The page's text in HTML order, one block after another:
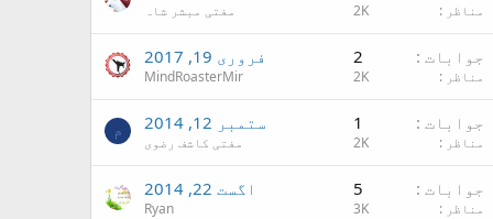
مناظر 2K مفتی مبشر شاہ
جوابات 2
مناظر 2K
فروری 19, 2017
MindRoasterMir
جوابات 1
مناظر 2K
ستمبر 12, 2014
مفتی کاشف رضوی
م
جوابات 5
مناظر 3K
اگست 22, 2014
Ryan